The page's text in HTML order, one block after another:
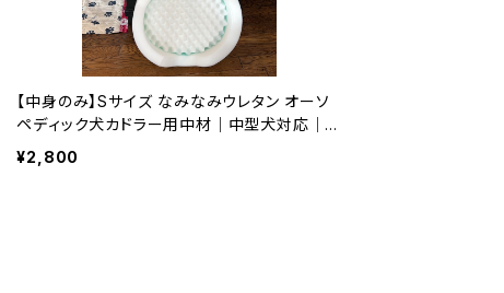
【中身のみ】Sサイズ なみなみウレタン オーソ
ペディック犬カドラー用中材｜中型犬対応｜日
本製｜ラリーズカンパニー
¥2,800